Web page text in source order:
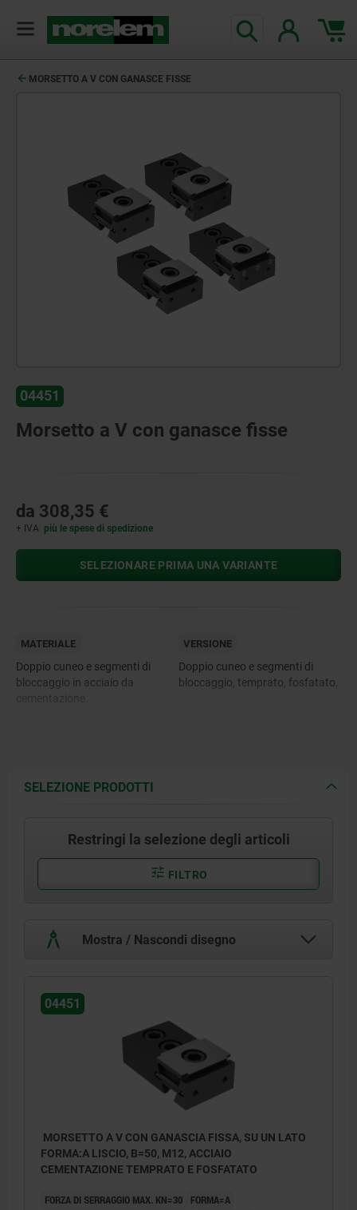
MORSETTO A V CON GANASCE FISSE
04451
Morsetto a V con ganasce fisse
da 308,35 €
+ IVA più le spese di spedizione
SELEZIONARE PRIMA UNA VARIANTE
MATERIALE
Doppio cuneo e segmenti di
bloccaggio in acciaio da
VERSIONE
Doppio cuneo e segmenti di
bloccaggio, temprato, fosfatato.
SELEZIONE PRODOTTI
Restringi la selezione degli articoli
FILTRO
Mostra / Nascondi disegno
04451
MORSETTO A V CON GANASCIA FISSA, SU UN LATO
FORMA:A LISCIO, B=50, M12, ACCIAIO
CEMENTAZIONE TEMPRATO E FOSFATATO
FORZA DI SERRAGGIO MAX. KN=30
FORMA=A